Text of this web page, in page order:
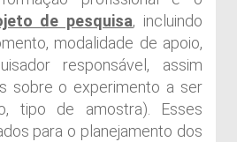
de pesquisa, incluindo
modalidade de apoio,
responsável, assim
sobre o experimento a ser
tipo de amostra). Esses
para o planejamento dos